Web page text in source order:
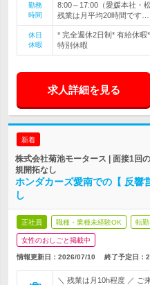
勤務
時間
8:00～17:00（愛媛本社・
残業は月平均20時間です…
休日
休暇
* 完全週休2日制* 有給休
特別休暇
求人詳細を見る
新着
株式会社菊池モータース | 面接1回
規開拓なし
ホンダカーズ愛南での【 反
し
正社員 職種・業種未経験OK 転勤
女性のおしごと掲載中
情報更新日：2026/07/10 終了予定日：
＼ 残業は月10h程度 ／ ご